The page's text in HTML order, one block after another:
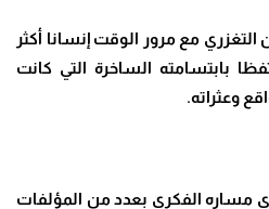
مع مرور الوقت إنسانا أكثر
بابتسامته الساخرة التي كانت
وعثراته.
مساره الفكري بعدد من المؤلفات